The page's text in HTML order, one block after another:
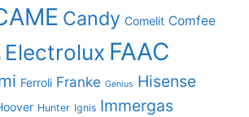
Candy Comelit Comfee
Electrolux FAAC
Ferroli Franke Genius Hisense
Hunter Ignis Immergas